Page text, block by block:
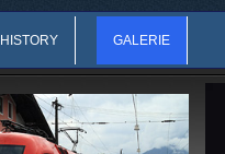
HISTORY GALERIE